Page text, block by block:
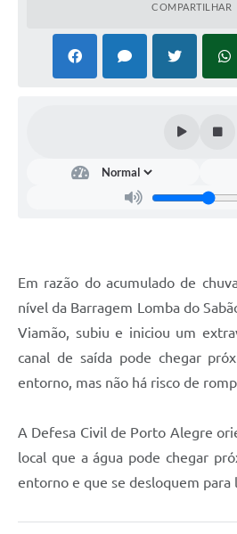
COMPARTILHAR
Em razão do acumulado de
nível da Barragem Lomba do
Viamão, subiu e iniciou um
canal de saída pode chegar
entorno, mas não há risco de
A Defesa Civil de Porto Alegre
local que a água pode chegar
entorno e que se desloquem para